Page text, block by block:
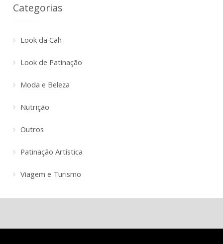
Categorias
Look da Cah
Look de Patinação
Moda e Beleza
Nutrição
Outros
Patinação Artística
Viagem e Turismo